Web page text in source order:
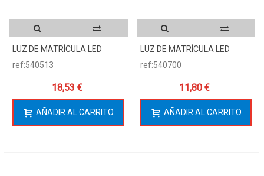
LUZ DE MATRÍCULA LED
ref:540513
18,53 €
AÑADIR AL CARRITO
LUZ DE MATRÍCULA LED
ref:540700
11,80 €
AÑADIR AL CARRITO